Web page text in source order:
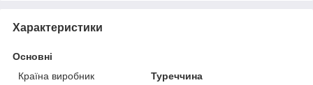
Характеристики
Основні
Країна виробник
Туреччина